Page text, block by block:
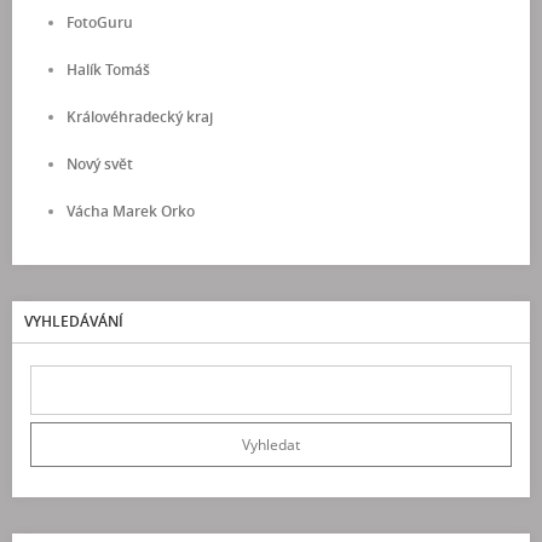
FotoGuru
Halík Tomáš
Královéhradecký kraj
Nový svět
Vácha Marek Orko
VYHLEDÁVÁNÍ